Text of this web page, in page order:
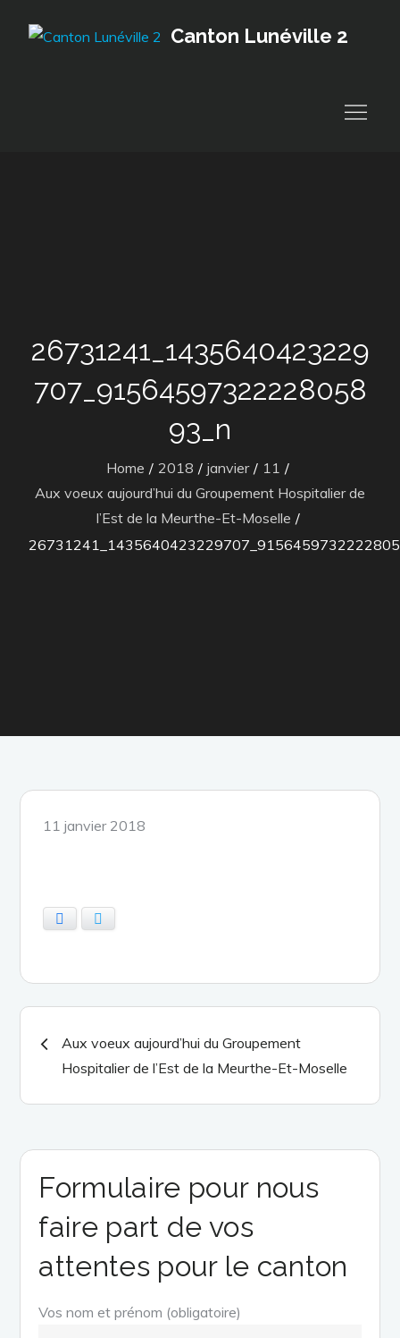
Canton Lunéville 2
26731241_1435640423229
707_91564597322228058
93_n
Home 2018 janvier
11
Aux voeux aujourd’hui du Groupement Hospitalier de
l’Est de la Meurthe-Et-Moselle
Posted
11 janvier 2018
Navigation
de
Aux voeux aujourd’hui du Groupement
Hospitalier de l’Est de la Meurthe-Et-Moselle
Formulaire pour nous
faire part de vos
attentes pour le canton
Vos nom et prénom (obligatoire)